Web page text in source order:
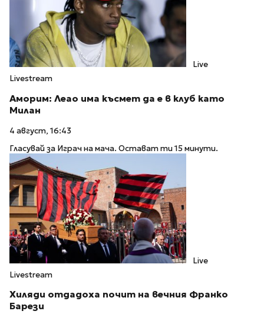
Live
Livestream
Аморим: Леао има късмет да е в клуб като
Милан
4 август, 16:43
Гласувай за Играч на мача. Остават ти 15 минути.
Live
Livestream
Хиляди отдадоха почит на вечния Франко
Барези